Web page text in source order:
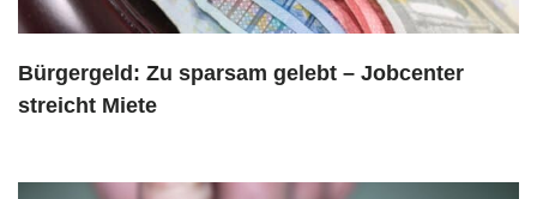
Bürgergeld: Zu sparsam gelebt – Jobcenter
streicht Miete